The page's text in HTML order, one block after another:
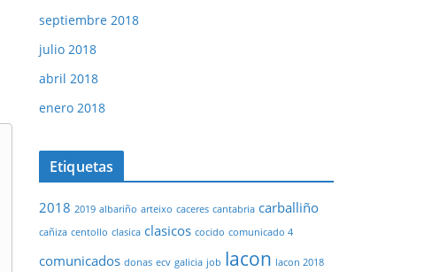
septiembre 2018
julio 2018
abril 2018
enero 2018
Etiquetas
2018 2019 albariño arteixo caceres cantabria carballiño
cañiza centollo clasica clasicos cocido comunicado 4
comunicados donas ecv galicia job lacon lacon 2018